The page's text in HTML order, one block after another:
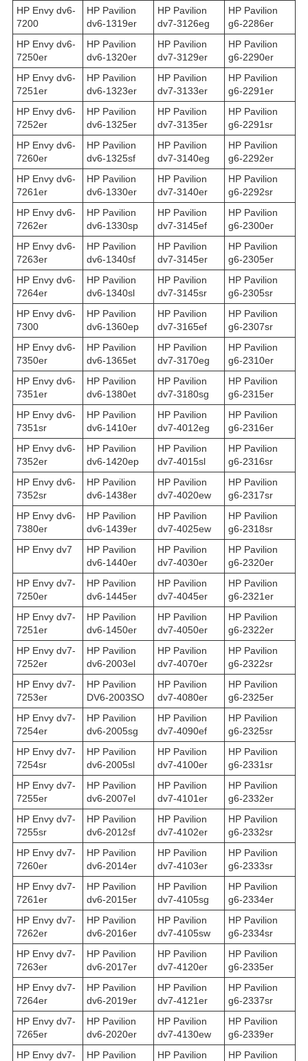
HP Envy dv6-
7200
HP Pavilion
dv6-1319er
HP Pavilion
dv7-3126eg
HP Pavilion
g6-2286er
HP Envy dv6-
7250er
HP Pavilion
dv6-1320er
HP Pavilion
dv7-3129er
HP Pavilion
g6-2290er
HP Envy dv6-
7251er
HP Pavilion
dv6-1323er
HP Pavilion
dv7-3133er
HP Pavilion
g6-2291er
HP Envy dv6-
7252er
HP Pavilion
dv6-1325er
HP Pavilion
dv7-3135er
HP Pavilion
g6-2291sr
HP Envy dv6-
7260er
HP Pavilion
dv6-1325sf
HP Pavilion
dv7-3140eg
HP Pavilion
g6-2292er
HP Envy dv6-
7261er
HP Pavilion
dv6-1330er
HP Pavilion
dv7-3140er
HP Pavilion
g6-2292sr
HP Envy dv6-
7262er
HP Pavilion
dv6-1330sp
HP Pavilion
dv7-3145ef
HP Pavilion
g6-2300er
HP Envy dv6-
7263er
HP Pavilion
dv6-1340sf
HP Pavilion
dv7-3145er
HP Pavilion
g6-2305er
HP Envy dv6-
7264er
HP Pavilion
dv6-1340sl
HP Pavilion
dv7-3145sr
HP Pavilion
g6-2305sr
HP Envy dv6-
7300
HP Pavilion
dv6-1360ep
HP Pavilion
dv7-3165ef
HP Pavilion
g6-2307sr
HP Envy dv6-
7350er
HP Pavilion
dv6-1365et
HP Pavilion
dv7-3170eg
HP Pavilion
g6-2310er
HP Envy dv6-
7351er
HP Pavilion
dv6-1380et
HP Pavilion
dv7-3180sg
HP Pavilion
g6-2315er
HP Envy dv6-
7351sr
HP Pavilion
dv6-1410er
HP Pavilion
dv7-4012eg
HP Pavilion
g6-2316er
HP Envy dv6-
7352er
HP Pavilion
dv6-1420ep
HP Pavilion
dv7-4015sl
HP Pavilion
g6-2316sr
HP Envy dv6-
7352sr
HP Pavilion
dv6-1438er
HP Pavilion
dv7-4020ew
HP Pavilion
g6-2317sr
HP Envy dv6-
7380er
HP Pavilion
dv6-1439er
HP Pavilion
dv7-4025ew
HP Pavilion
g6-2318sr
HP Envy dv7
HP Pavilion
dv6-1440er
HP Pavilion
dv7-4030er
HP Pavilion
g6-2320er
HP Envy dv7-
7250er
HP Pavilion
dv6-1445er
HP Pavilion
dv7-4045er
HP Pavilion
g6-2321er
HP Envy dv7-
7251er
HP Pavilion
dv6-1450er
HP Pavilion
dv7-4050er
HP Pavilion
g6-2322er
HP Envy dv7-
7252er
HP Pavilion
dv6-2003el
HP Pavilion
dv7-4070er
HP Pavilion
g6-2322sr
HP Envy dv7-
7253er
HP Pavilion
DV6-2003SO
HP Pavilion
dv7-4080er
HP Pavilion
g6-2325er
HP Envy dv7-
7254er
HP Pavilion
dv6-2005sg
HP Pavilion
dv7-4090ef
HP Pavilion
g6-2325sr
HP Envy dv7-
7254sr
HP Pavilion
dv6-2005sl
HP Pavilion
dv7-4100er
HP Pavilion
g6-2331sr
HP Envy dv7-
7255er
HP Pavilion
dv6-2007el
HP Pavilion
dv7-4101er
HP Pavilion
g6-2332er
HP Envy dv7-
7255sr
HP Pavilion
dv6-2012sf
HP Pavilion
dv7-4102er
HP Pavilion
g6-2332sr
HP Envy dv7-
7260er
HP Pavilion
dv6-2014er
HP Pavilion
dv7-4103er
HP Pavilion
g6-2333sr
HP Envy dv7-
7261er
HP Pavilion
dv6-2015er
HP Pavilion
dv7-4105sg
HP Pavilion
g6-2334er
HP Envy dv7-
7262er
HP Pavilion
dv6-2016er
HP Pavilion
dv7-4105sw
HP Pavilion
g6-2334sr
HP Envy dv7-
7263er
HP Pavilion
dv6-2017er
HP Pavilion
dv7-4120er
HP Pavilion
g6-2335er
HP Envy dv7-
7264er
HP Pavilion
dv6-2019er
HP Pavilion
dv7-4121er
HP Pavilion
g6-2337sr
HP Envy dv7-
7265er
HP Pavilion
dv6-2020er
HP Pavilion
dv7-4130ew
HP Pavilion
g6-2339er
HP Envy dv7-
HP Pavilion
HP Pavilion
HP Pavilion